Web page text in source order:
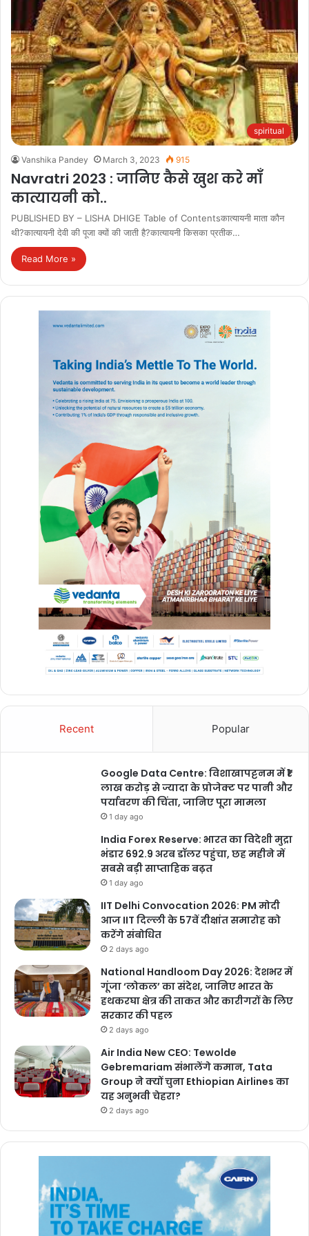
spiritual
Vanshika Pandey March 3, 2023 915
Navratri 2023 : जानिए कैसे खुश करे माँ
कात्यायनी को..
PUBLISHED BY – LISHA DHIGE Table of Contentsकात्यायनी माता कौन
थी?कात्यायनी देवी की पूजा क्यों की जाती है?कात्यायनी किसका प्रतीक…
Read More »
Recent Popular
Google Data Centre: विशाखापट्टनम में ₹1
लाख करोड़ से ज्यादा के प्रोजेक्ट पर पानी और
पर्यावरण की चिंता, जानिए पूरा मामला
1 day ago
India Forex Reserve: भारत का विदेशी मुद्रा
भंडार 692.9 अरब डॉलर पहुंचा, छह महीने में
सबसे बड़ी साप्ताहिक बढ़त
1 day ago
IIT Delhi Convocation 2026: PM मोदी
आज IIT दिल्ली के 57वें दीक्षांत समारोह को
करेंगे संबोधित
2 days ago
National Handloom Day 2026: देशभर में
गूंजा ‘लोकल’ का संदेश, जानिए भारत के
हथकरघा क्षेत्र की ताकत और कारीगरों के लिए
सरकार की पहल
2 days ago
Air India New CEO: Tewolde
Gebremariam संभालेंगे कमान, Tata
Group ने क्यों चुना Ethiopian Airlines का
यह अनुभवी चेहरा?
2 days ago